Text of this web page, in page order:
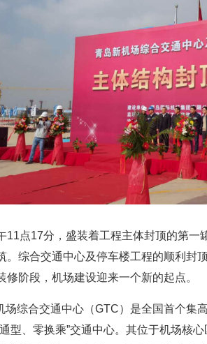
11点17分，盛装着工程主体封顶的第一
。综合交通中心及停车楼工程的顺利封
修阶段，机场建设迎来一个新的起点。
场综合交通中心（GTC）是全国首个集
型、零换乘”交通中心。其位于机场核